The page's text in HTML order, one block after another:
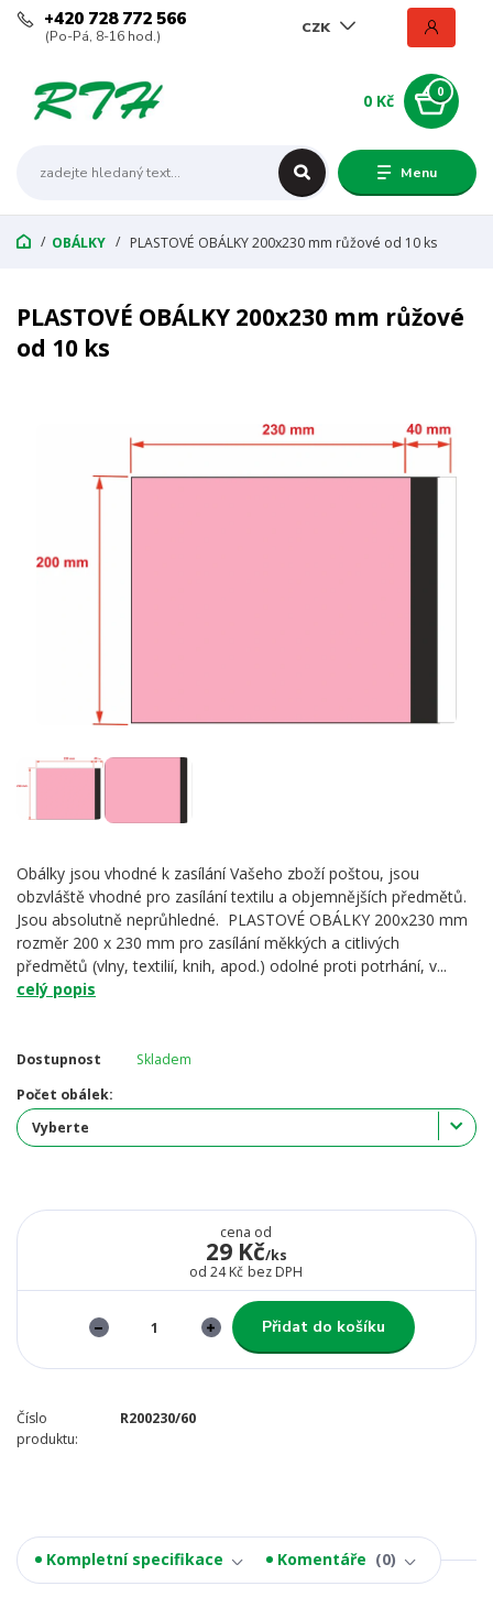
Menu
CZK
+420 728 772 566
(Po-Pá, 8-16 hod.)
0
0 Kč
OBÁLKY PLASTOVÉ OBÁLKY 200x230 mm růžové od 10 ks
PLASTOVÉ OBÁLKY 200x230 mm růžové
od 10 ks
Obálky jsou vhodné k zasílání Vašeho zboží poštou, jsou
obzvláště vhodné pro zasílání textilu a objemnějších předmětů.
Jsou absolutně neprůhledné. PLASTOVÉ OBÁLKY 200x230 mm
rozměr 200 x 230 mm pro zasílání měkkých a citlivých
předmětů (vlny, textilií, knih, apod.) odolné proti potrhání, v...
celý popis
Dostupnost
Skladem
Počet obálek:
cena od
29 Kč/ks
od24 Kč bez DPH
Přidat do košíku
Číslo
produktu:
R200230/60
Kompletní specifikace Komentáře 0